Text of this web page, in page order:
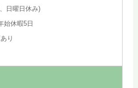
日曜日休み)
始休暇5日
り